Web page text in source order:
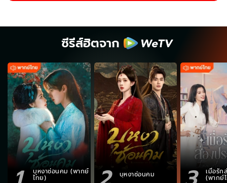
ซีรีส์ฮิตจาก
บุหงาซ่อนคม (พากย์
ไทย) บุหงาซ่อนคม เมื่อรัก
(พากย์